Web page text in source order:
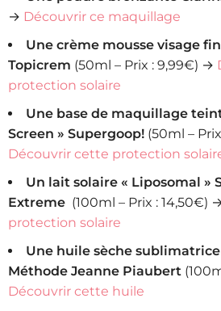
→ Découvrir ce maquillage
Une crème mousse visage
Topicrem (50ml – Prix : 9,99€) →
protection solaire
Une base de maquillage
Screen » Supergoop! (50ml –
Découvrir cette protection
Un lait solaire « Liposomal »
Extreme (100ml – Prix : 14,50€)
protection solaire
Une huile sèche sublimatrice
Méthode Jeanne Piaubert
Découvrir cette huile